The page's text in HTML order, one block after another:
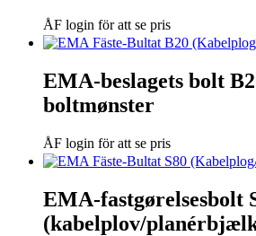
ÅF login för att se pris
EMA-beslagets bolt
boltmønster
ÅF login för att se pris
EMA-fastgørelsesbolt
(kabelplov/